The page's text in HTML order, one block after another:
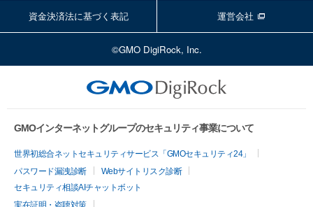
資金決済法に基づく表記 運営会社
©GMO DigiRock, Inc.
GMOインターネットグループのセキュリティ事業について
世界初総合ネットセキュリティサービス「GMOセキュリティ24」
パスワード漏洩診断
Webサイトリスク診断
セキュリティ相談AIチャットボット
実在証明・盗聴対策